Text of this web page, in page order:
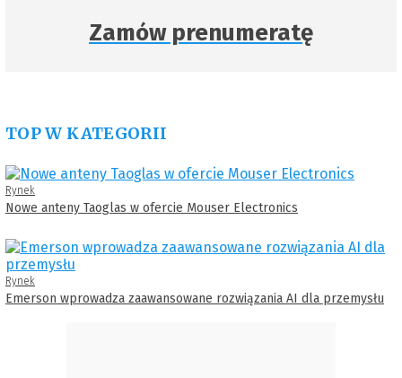
Zamów prenumeratę
TOP W KATEGORII
Rynek
Nowe anteny Taoglas w ofercie Mouser Electronics
Rynek
Emerson wprowadza zaawansowane rozwiązania AI dla przemysłu